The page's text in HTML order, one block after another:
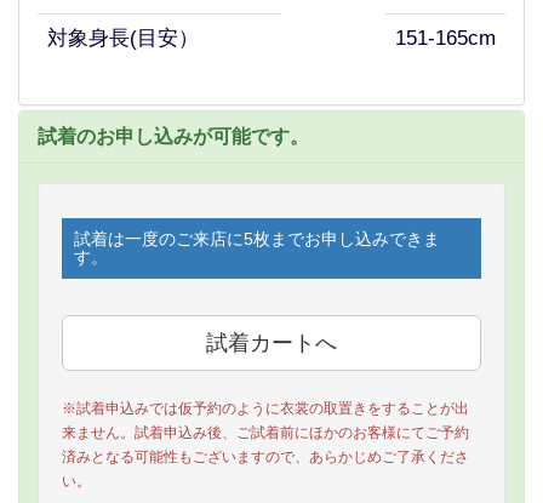
対象身長(目安） 151-165cm
試着のお申し込みが可能です。
試着は一度のご来店に5枚までお申し込みできま
す。
※試着申込みでは仮予約のように衣裳の取置きをすることが出
来ません。試着申込み後、ご試着前にほかのお客様にてご予約
済みとなる可能性もございますので、あらかじめご了承くださ
い。